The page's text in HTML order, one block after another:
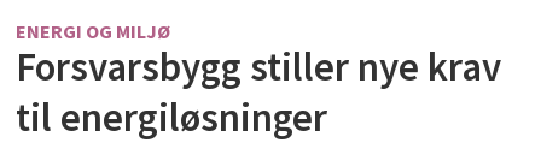
ENERGI OG MILJØ
Forsvarsbygg stiller nye krav
til energiløsninger